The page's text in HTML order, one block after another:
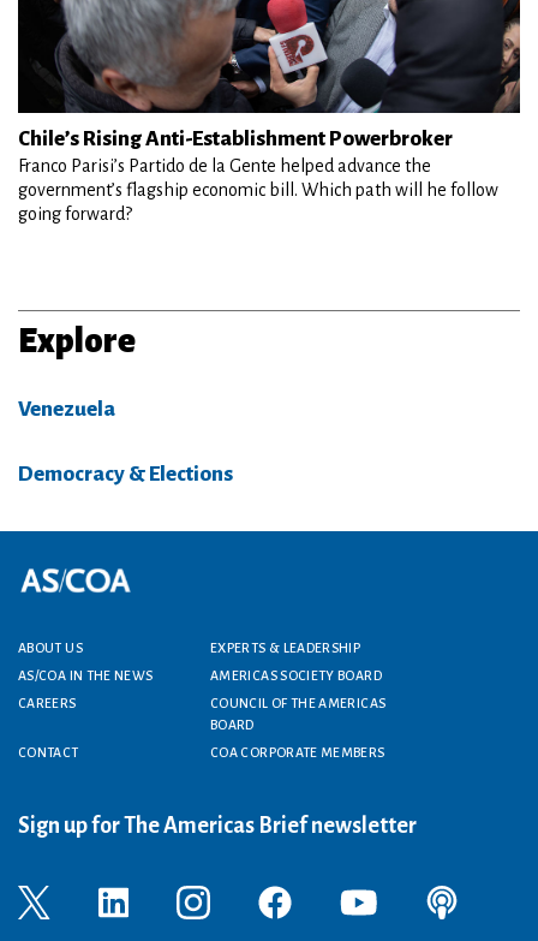
Chile’s Rising Anti-Establishment Powerbroker
Franco Parisi’s Partido de la Gente helped advance the
government’s flagship economic bill. Which path will he follow
going forward?
Explore
Venezuela
Democracy & Elections
Footer menu
ABOUT US
EXPERTS & LEADERSHIP
AS/COA IN THE NEWS
AMERICAS SOCIETY BOARD
CAREERS
COUNCIL OF THE AMERICAS
BOARD
CONTACT
COA CORPORATE MEMBERS
Sign up for The Americas Brief newsletter